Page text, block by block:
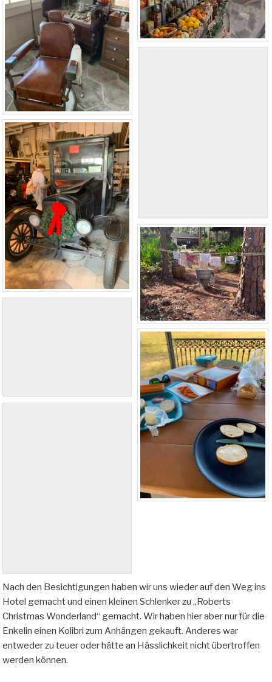
Nach den Besichtigungen haben wir uns wieder auf den Weg ins
Hotel gemacht und einen kleinen Schlenker zu „Roberts
Christmas Wonderland“ gemacht. Wir haben hier aber nur für die
Enkelin einen Kolibri zum Anhängen gekauft. Anderes war
entweder zu teuer oder hätte an Hässlichkeit nicht übertroffen
werden können.